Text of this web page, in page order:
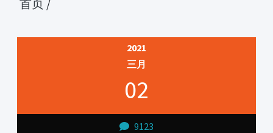
首页 /
2021
三月
02
9123